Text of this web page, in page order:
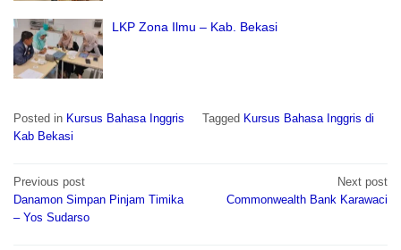
LKP Zona Ilmu – Kab. Bekasi
Posted in Kursus Bahasa Inggris Tagged Kursus Bahasa Inggris di
Kab Bekasi
Post
navigation
Previous post
Danamon Simpan Pinjam Timika
– Yos Sudarso
Next post
Commonwealth Bank Karawaci